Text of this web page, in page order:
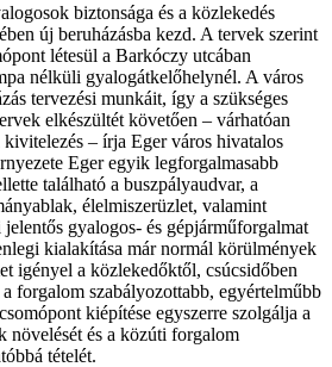
biztonsága és a közlekedés
új beruházásba kezd. A tervek szerint
létesül a Barkóczy utcában
nélküli gyalogátkelőhelynél. A város
tervezési munkáit, így a szükséges
elkészültét követően – várhatóan
– írja Eger város hivatalos
Eger egyik legforgalmasabb
található a buszpályaudvar, a
élelmiszerüzlet, valamint
gyalogos- és gépjárműforgalmat
kialakítása már normál körülmények
igényel a közlekedőktől, csúcsidőben
forgalom szabályozottabb, egyértelműbb
kiépítése egyszerre szolgálja a
növelését és a közúti forgalom
tételét.